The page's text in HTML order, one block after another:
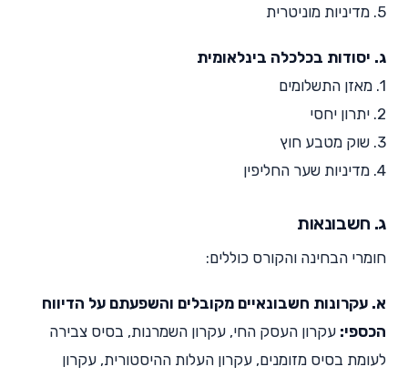
5. מדיניות מוניטרית
ג. יסודות בכלכלה בינלאומית
1. מאזן התשלומים
2. יתרון יחסי
3. שוק מטבע חוץ
4. מדיניות שער החליפין
ג. חשבונאות
חומרי הבחינה והקורס כוללים:
א. עקרונות חשבונאיים מקובלים והשפעתם על הדיווח
הכספי: עקרון העסק החי, עקרון השמרנות, בסיס צבירה
לעומת בסיס מזומנים, עקרון העלות ההיסטורית, עקרון